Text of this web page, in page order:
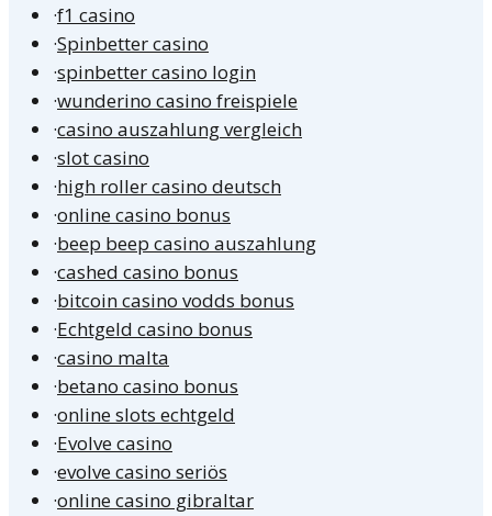
·f1 casino
·Spinbetter casino
·spinbetter casino login
·wunderino casino freispiele
·casino auszahlung vergleich
·slot casino
·high roller casino deutsch
·online casino bonus
·beep beep casino auszahlung
·cashed casino bonus
·bitcoin casino vodds bonus
·Echtgeld casino bonus
·casino malta
·betano casino bonus
·online slots echtgeld
·Evolve casino
·evolve casino seriös
·online casino gibraltar